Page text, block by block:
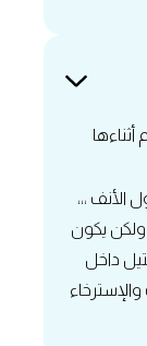
الأنف ،،،
ولكن يكون
داخل